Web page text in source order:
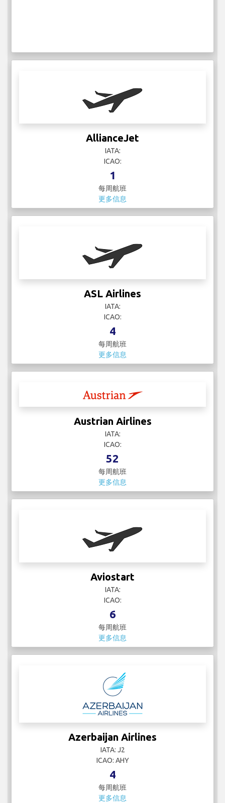
AllianceJet
IATA:
ICAO:
1
每周航班
更多信息
ASL Airlines
IATA:
ICAO:
4
每周航班
更多信息
Austrian Airlines
IATA:
ICAO:
52
每周航班
更多信息
Aviostart
IATA:
ICAO:
6
每周航班
更多信息
Azerbaijan Airlines
IATA: J2
ICAO: AHY
4
每周航班
更多信息